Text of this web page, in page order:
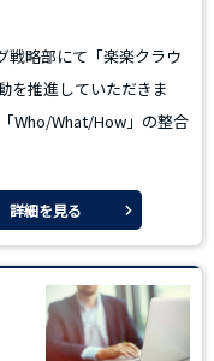
戦略部にて「楽楽クラウ
を推進していただきま
Who/What/How」の整合
詳細を見る